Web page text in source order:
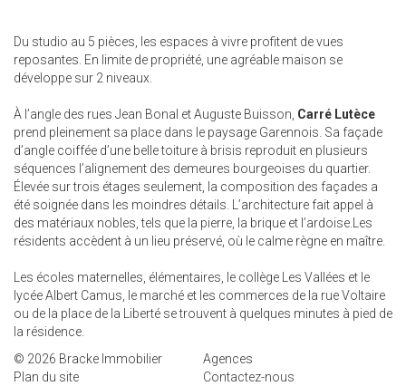
Du studio au 5 pièces, les espaces à vivre profitent de vues
reposantes. En limite de propriété, une agréable maison se
développe sur 2 niveaux.
À l’angle des rues Jean Bonal et Auguste Buisson, Carré Lutèce
prend pleinement sa place dans le paysage Garennois. Sa façade
d’angle coiffée d’une belle toiture à brisis reproduit en plusieurs
séquences l’alignement des demeures bourgeoises du quartier.
Élevée sur trois étages seulement, la composition des façades a
été soignée dans les moindres détails. L’architecture fait appel à
des matériaux nobles, tels que la pierre, la brique et l’ardoise.Les
résidents accèdent à un lieu préservé, où le calme règne en maître.
Les écoles maternelles, élémentaires, le collège Les Vallées et le
lycée Albert Camus, le marché et les commerces de la rue Voltaire
ou de la place de la Liberté se trouvent à quelques minutes à pied de
la résidence.
© 2026 Bracke Immobilier
Agences
Plan du site
Contactez-nous